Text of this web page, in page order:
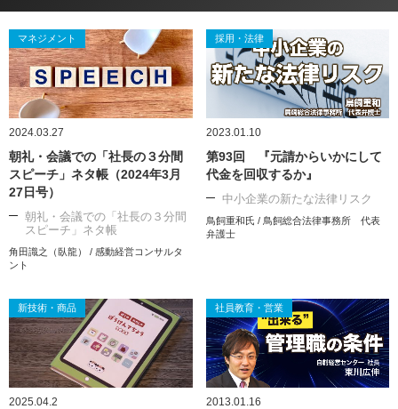
マネジメント
2024.03.27
朝礼・会議での「社長の３分間
スピーチ」ネタ帳（2024年3月
27日号）
朝礼・会議での「社長の３分間
スピーチ」ネタ帳
角田識之（臥龍） / 感動経営コンサルタ
ント
採用・法律
2023.01.10
第93回 『元請からいかにして
代金を回収するか』
中小企業の新たな法律リスク
鳥飼重和氏 / 鳥飼総合法律事務所 代表
弁護士
新技術・商品
2025.04.2
社員教育・営業
2013.01.16